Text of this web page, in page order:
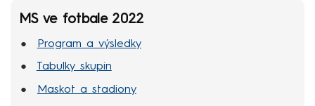
MS ve fotbale 2022
Program a výsledky
Tabulky skupin
Maskot a stadiony